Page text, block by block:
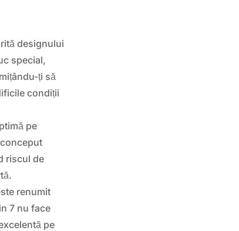
designului
special,
ți să
condiții
pe
riscul de
renumit
7 nu face
pe